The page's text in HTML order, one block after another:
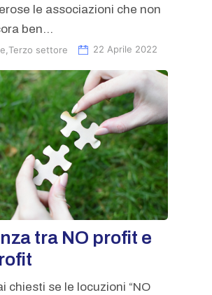
le associazioni che non
ben...
Terzo settore 22 Aprile 2022
tra NO profit e
chiesti se le locuzioni “NO